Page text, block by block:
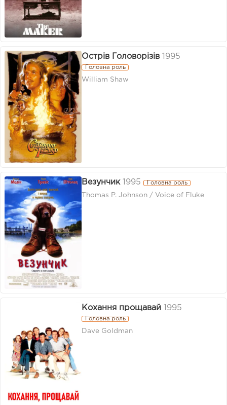
Острів Головорізів 1995
Головна роль
William Shaw
Везунчик 1995 Головна роль
Thomas P. Johnson / Voice of Fluke
Кохання прощавай 1995
Головна роль
Dave Goldman